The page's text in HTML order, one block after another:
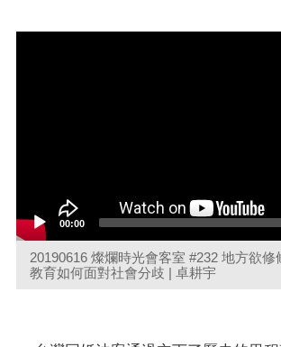
00:00
20190616 燦爛時光會客室 #232 地方欲
教育如何面對社會分歧 | 卓耕宇